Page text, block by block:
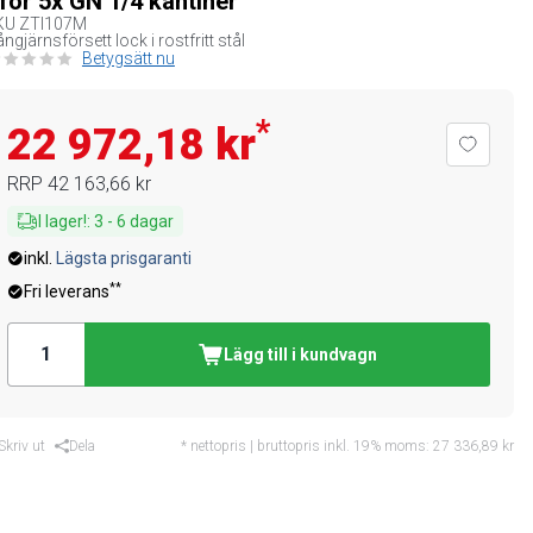
ZTI107M
lock i rostfritt stål
Betygsätt nu
22 972,18 kr*
RRP 42 163,66 kr
I lager!: 3 - 6 dagar
inkl.
Lägsta prisgaranti
Fri leverans**
Lägg till i kundvagn
ut Dela * nettopris | bruttopris inkl. 19% moms: 27 336,89 kr